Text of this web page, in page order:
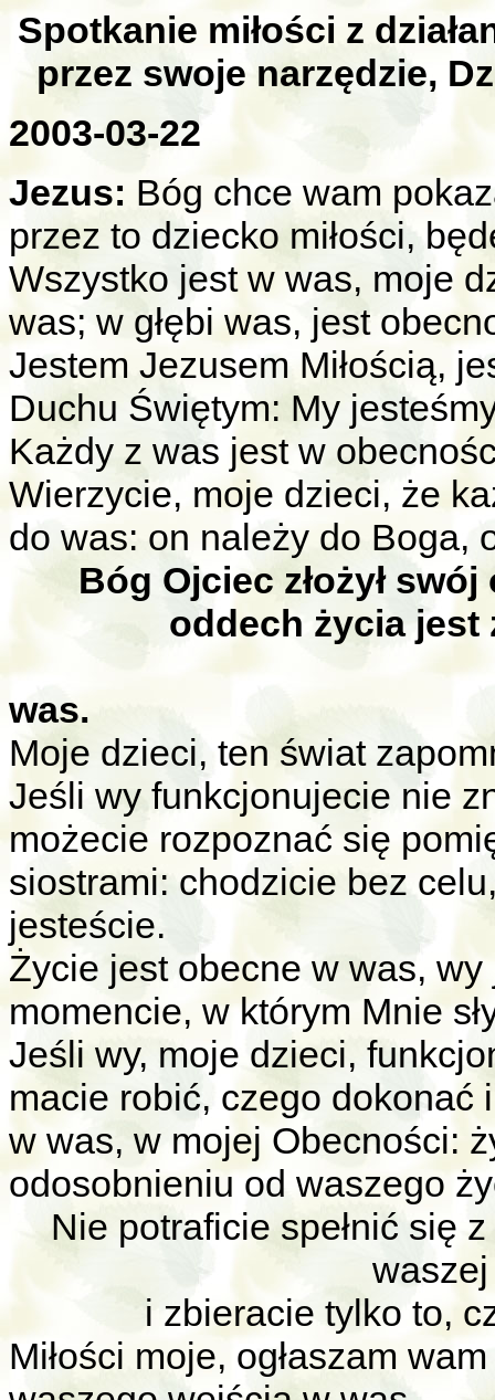
Spotkanie miłości z
przez swoje narzędzie,
2003-03-22
Jezus: Bóg chce wam
przez to dziecko miłości,
Wszystko jest w was, moje
was; w głębi was, jest
Jestem Jezusem Miłością,
Duchu Świętym: My
Każdy z was jest w
Wierzycie, moje dzieci, że
do was: on należy do Boga,
Bóg Ojciec złożył
oddech życia jest
ono
was.
Moje dzieci, ten świat
Jeśli wy funkcjonujecie nie
możecie rozpoznać się
siostrami: chodzicie bez
jesteście.
Życie jest obecne w was,
momencie, w którym Mnie
Jeśli wy, moje dzieci,
macie robić, czego dokonać
w was, w mojej Obecności:
odosobnieniu od waszego
Nie potraficie spełnić się
i zbieracie tylko to,
Miłości moje, ogłaszam